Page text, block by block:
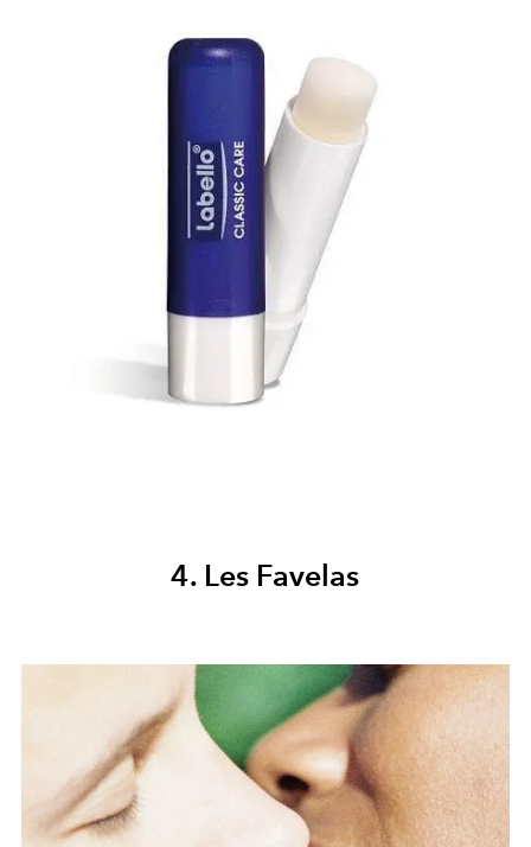
4. Les Favelas